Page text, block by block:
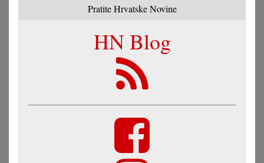
Pratite Hrvatske Novine
HN Blog